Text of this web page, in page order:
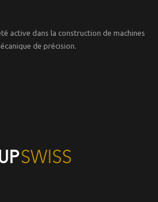
active dans la construction de machines
de précision.